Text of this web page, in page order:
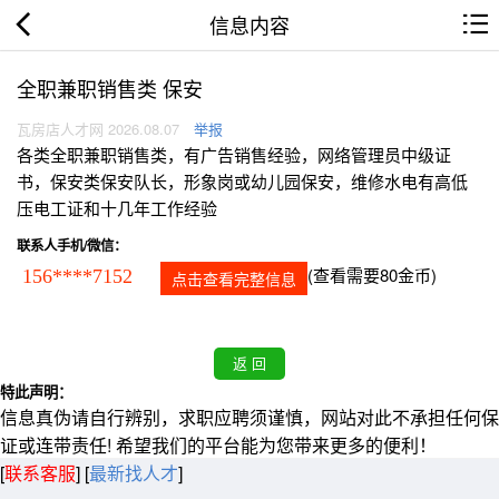
信息内容
全职兼职销售类 保安
瓦房店人才网 2026.08.07 举报
各类全职兼职销售类，有广告销售经验，网络管理员中级证
书，保安类保安队长，形象岗或幼儿园保安，维修水电有高低
压电工证和十几年工作经验
联系人手机/微信：
156****7152 点击查看完整信息 (查看需要80金币)
特此声明：
信息真伪请自行辨别，求职应聘须谨慎，网站对此不承担任何保
证或连带责任! 希望我们的平台能为您带来更多的便利！
[联系客服] [最新找人才]